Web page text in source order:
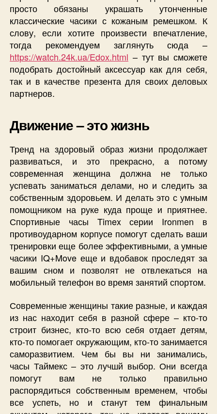
просто обязаны украшать утонченные
классические часики с кожаным ремешком. К
слову, если хотите произвести впечатление,
тогда рекомендуем заглянуть сюда –
https://watch.24k.ua/Edox.html – тут вы сможете
подобрать достойный аксессуар как для себя,
так и в качестве презента для своих деловых
партнеров.
Движение – это жизнь
Тренд на здоровый образ жизни продолжает
развиваться, и это прекрасно, а потому
современная женщина должна не только
успевать заниматься делами, но и следить за
собственным здоровьем. И делать это с умным
помощником на руке куда проще и приятнее.
Спортивные часы Timex серии Ironmen в
противоударном корпусе помогут сделать ваши
тренировки еще более эффективными, а умные
часики IQ+Move еще и вдобавок проследят за
вашим сном и позволят не отвлекаться на
мобильный телефон во время занятий спортом.
Современные женщины такие разные, и каждая
из нас находит себя в разной сфере – кто-то
строит бизнес, кто-то всю себя отдает детям,
кто-то помогает окружающим, кто-то занимается
саморазвитием. Чем бы вы ни занимались,
часы Таймекс – это лучшй выбор. Они всегда
помогут вам не только правильно
распорядиться собственным временем, чтобы
все успеть, но и станут тем финальным